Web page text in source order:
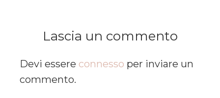
Lascia un commento
Devi essere connesso per inviare un
commento.